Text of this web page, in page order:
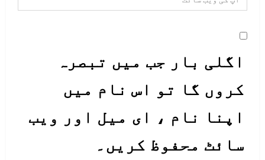
اگلی بار جب میں تبصرہ
کروں گا تو اس نام میں
اپنا نام ، ای میل اور ویب
سائٹ محفوظ کریں۔